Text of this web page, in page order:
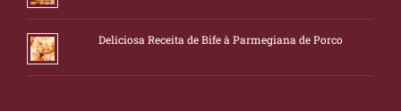
Deliciosa Receita de Bife à Parmegiana de Porco